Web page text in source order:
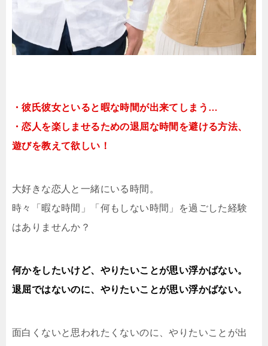
・彼氏彼女といると暇な時間が出来てしまう…
・恋人を楽しませるための退屈な時間を避ける方法、
遊びを教えて欲しい！
大好きな恋人と一緒にいる時間。
時々「暇な時間」「何もしない時間」を過ごした経験
はありませんか？
何かをしたいけど、やりたいことが思い浮かばない。
退屈ではないのに、やりたいことが思い浮かばない。
面白くないと思われたくないのに、やりたいことが出